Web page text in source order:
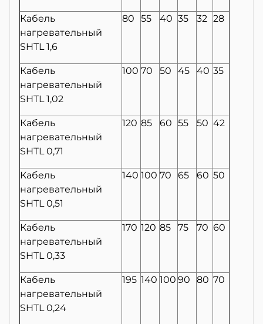
Кабель
нагревательный
SHTL 1,6
80 55 40 35 32 28
Кабель
нагревательный
SHTL 1,02
100 70 50 45 40 35
Кабель
нагревательный
SHTL 0,71
120 85 60 55 50 42
Кабель
нагревательный
SHTL 0,51
140 100 70 65 60 50
Кабель
нагревательный
SHTL 0,33
170 120 85 75 70 60
Кабель
нагревательный
SHTL 0,24
195 140 100 90 80 70